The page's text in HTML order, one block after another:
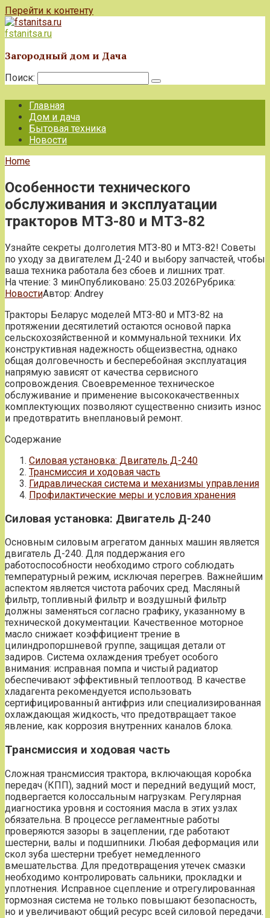
Перейти к контенту
fstanitsa.ru
Загородный дом и Дача
Поиск:
Главная
Дом и дача
Бытовая техника
Новости
Home
Особенности технического
обслуживания и эксплуатации
тракторов МТЗ-80 и МТЗ-82
Узнайте секреты долголетия МТЗ-80 и МТЗ-82! Советы
по уходу за двигателем Д-240 и выбору запчастей, чтобы
ваша техника работала без сбоев и лишних трат.
На чтение: 3 минОпубликовано: 25.03.2026Рубрика:
НовостиАвтор: Andrey
Тракторы Беларус моделей МТЗ-80 и МТЗ-82 на
протяжении десятилетий остаются основой парка
сельскохозяйственной и коммунальной техники. Их
конструктивная надежность общеизвестна, однако
общая долговечность и бесперебойная эксплуатация
напрямую зависят от качества сервисного
сопровождения. Своевременное техническое
обслуживание и применение высококачественных
комплектующих позволяют существенно снизить износ
и предотвратить внеплановый ремонт.
Содержание
Силовая установка: Двигатель Д-240
Трансмиссия и ходовая часть
Гидравлическая система и механизмы управления
Профилактические меры и условия хранения
Силовая установка: Двигатель Д-240
Основным силовым агрегатом данных машин является
двигатель Д-240. Для поддержания его
работоспособности необходимо строго соблюдать
температурный режим, исключая перегрев. Важнейшим
аспектом является чистота рабочих сред. Масляный
фильтр, топливный фильтр и воздушный фильтр
должны заменяться согласно графику, указанному в
технической документации. Качественное моторное
масло снижает коэффициент трение в
цилиндропоршневой группе, защищая детали от
задиров. Система охлаждения требует особого
внимания: исправная помпа и чистый радиатор
обеспечивают эффективный теплоотвод. В качестве
хладагента рекомендуется использовать
сертифицированный антифриз или специализированная
охлаждающая жидкость, что предотвращает такое
явление, как коррозия внутренних каналов блока.
Трансмиссия и ходовая часть
Сложная трансмиссия трактора, включающая коробка
передач (КПП), задний мост и передний ведущий мост,
подвергается колоссальным нагрузкам. Регулярная
диагностика уровня и состояния масла в этих узлах
обязательна. В процессе регламентные работы
проверяются зазоры в зацеплении, где работают
шестерни, валы и подшипники. Любая деформация или
скол зуба шестерни требует немедленного
вмешательства. Для предотвращения утечек смазки
необходимо контролировать сальники, прокладки и
уплотнения. Исправное сцепление и отрегулированная
тормозная система не только повышают безопасность,
но и увеличивают общий ресурс всей силовой передачи.